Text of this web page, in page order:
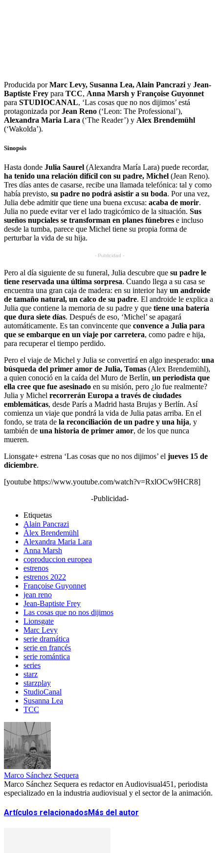
Producida porMarc Levy, Susanna Lea, Alain Pancrazi y Jean-
Baptiste Frey para TCC, Anna Marsh y Françoise Guyonnet
para STUDIOCANAL, ‘Las cosas que no nos dijimos’ está
protagonizada porJean Reno (‘Leon: The Professional’),
Alexandra Maria Lara (‘The Reader’) y Alex Brendemühl
(‘Wakolda’).
Sinopsis
Hasta donde Julia Saurel (Alexandra María Lara) puede recordar,
ha tenido una relación difícil con su padre, Michel (Jean Reno).
Tres días antes de casarse, recibe una llamada telefónica: tal y como
había previsto, su padre no podrá asistir a su boda. Por una vez,
Julia debe admitir que tiene una buena excusa: acaba de morir.
Julia no puede evitar ver el lado tragicómico de la situación. Sus
sueños nupciales se transforman en planes fúnebres e incluso
desde la tumba, parece que Michel tiene su propia forma de
perturbar la vida de su hija.
- Publicidad -
Pero al día siguiente de su funeral, Julia descubre que su padre le
tiene reservada una última sorpresa. Cuando llega a su casa se
encuentra una gran caja de madera: en su interior hay un androide
de tamaño natural, un calco de su padre. El androide le explica a
Julia que contiene la memoria de su padre y que tiene una batería
que dura siete días. Después de eso, ‘Michel’ se apagará
automáticamente. Es tan convincente que convence a Julia para
que se embarque en un viaje por carretera, como padre e hija,
para recuperar el tiempo perdido.
Pero el viaje de Michel y Julia se convertirá en algo inesperado: una
búsqueda del primer amor de Julia, Tomas (Alex Brendemühl),
a quien conoció en la caída del Muro de Berlín, un periodista que
ella cree que fue asesinado en su misión, pero ¿lo fue realmente?
Julia y Michel recorrerán Europa a través de ciudades
emblemáticas, desde París a Madrid hasta Brujas y Berlín. Así
comienza un viaje que pondrá la vida de Julia patas arriba. En el
fondo, se trata de la reconciliación de un padre y una hija, y
también de una historia de primer amor, de los que nunca
mueren.
Lionsgate+ estrena ‘Las cosas que no nos dijimos’ el jueves 15 de
diciembre.
[youtube https://www.youtube.com/watch?v=RxlOCw9HCR8]
-Publicidad-
Etiquetas
Alain Pancrazi
Àlex Brendemühl
Alexandra Maria Lara
Anna Marsh
coproduccion europea
estrenos
estrenos 2022
Françoise Guyonnet
jean reno
Jean-Baptiste Frey
Las cosas que no nos dijimos
Lionsgate
Marc Levy
serie dramática
serie en francés
serie romántica
series
starz
starzplay
StudioCanal
Susanna Lea
TCC
Marco Sánchez Sequera
Marco Sánchez Sequera es redactor en Audiovisual451, periodista
especializado en la industria audiovisual y el sector de la animación.
Artículos relacionados Más del autor